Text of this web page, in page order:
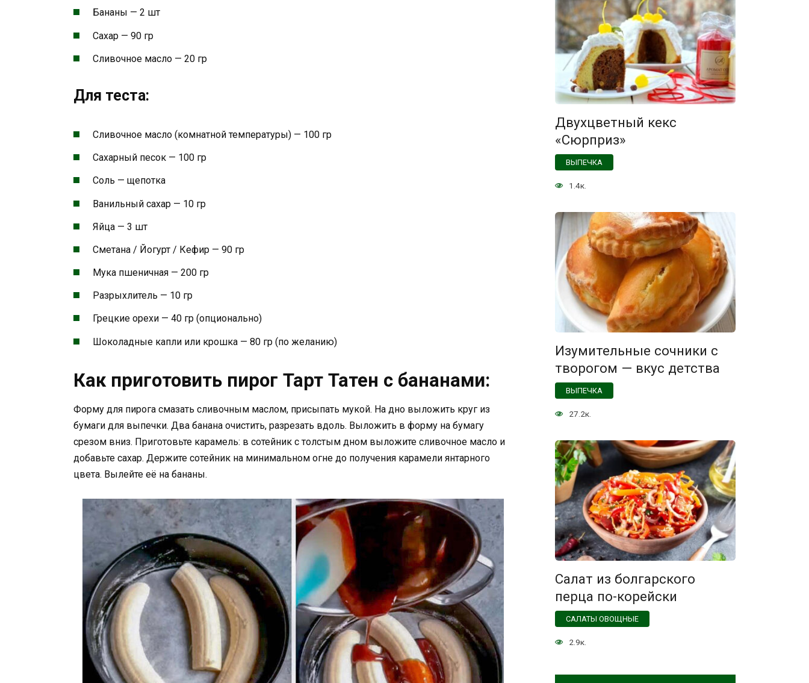
Бананы — 2 шт
Сахар — 90 гр
Сливочное масло — 20 гр
Для теста:
Сливочное масло (комнатной температуры) — 100 гр
Сахарный песок — 100 гр
Соль — щепотка
Ванильный сахар — 10 гр
Яйца — 3 шт
Сметана / Йогурт / Кефир — 90 гр
Мука пшеничная — 200 гр
Разрыхлитель — 10 гр
Грецкие орехи — 40 гр (опционально)
Шоколадные капли или крошка — 80 гр (по желанию)
Как приготовить пирог Тарт Татен с бананами:
Форму для пирога смазать сливочным маслом, присыпать мукой. На дно выложить круг из
бумаги для выпечки. Два банана очистить, разрезать вдоль. Выложить в форму на бумагу
срезом вниз. Приготовьте карамель: в сотейник с толстым дном выложите сливочное масло и
добавьте сахар. Держите сотейник на минимальном огне до получения карамели янтарного
цвета. Вылейте её на бананы.
Двухцветный кекс
«Сюрприз»
ВЫПЕЧКА
1.4к.
Изумительные сочники с
творогом — вкус детства
ВЫПЕЧКА
27.2к.
Салат из болгарского
перца по-корейски
САЛАТЫ ОВОЩНЫЕ
2.9к.